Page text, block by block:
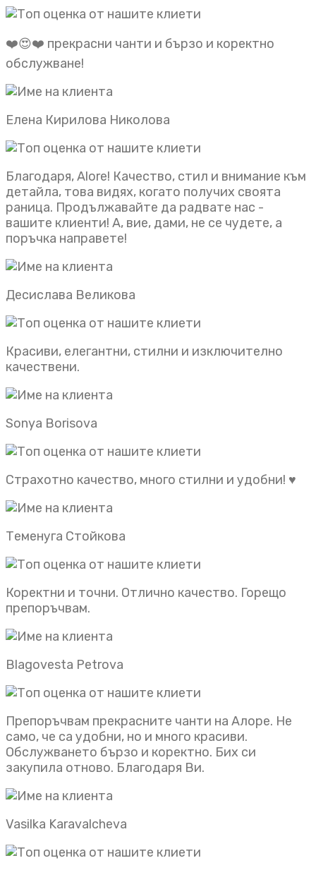
❤️😍❤️ прекрасни чанти и бързо и коректно
обслужване!
Елена Кирилова Николова
Благодаря, Alore! Качество, стил и внимание към
детайла, това видях, когато получих своята
раница. Продължавайте да радвате нас -
вашите клиенти! А, вие, дами, не се чудете, а
поръчка направете!
Десислава Великова
Красиви, елегантни, стилни и изключително
качествени.
Sonya Borisova
Страхотно качество, много стилни и удобни! ♥️
Теменуга Стойкова
Коректни и точни. Отлично качество. Горещо
препоръчвам.
Blagovesta Petrova
Препоръчвам прекрасните чанти на Алоре. Не
само, че са удобни, но и много красиви.
Обслужването бързо и коректно. Бих си
закупила отново. Благодаря Ви.
Vasilka Karavalcheva